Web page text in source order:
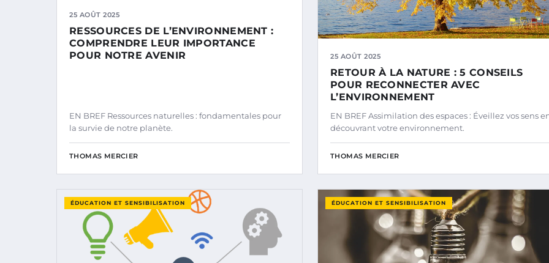
25 AOÛT 2025
RESSOURCES DE L’ENVIRONNEMENT :
COMPRENDRE LEUR IMPORTANCE
POUR NOTRE AVENIR
EN BREF Ressources naturelles : fondamentales pour
la survie de notre planète.
THOMAS MERCIER
25 AOÛT 2025
RETOUR À LA NATURE : 5 CONSEILS
POUR RECONNECTER AVEC
L’ENVIRONNEMENT
EN BREF Assimilation des espaces : Éveillez vos sens
découvrant votre environnement.
THOMAS MERCIER
ÉDUCATION ET SENSIBILISATION ÉDUCATION ET SENSIBILISATION